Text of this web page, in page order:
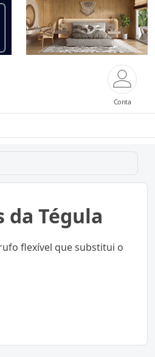
Conta
da Tégula
flexível que substitui o